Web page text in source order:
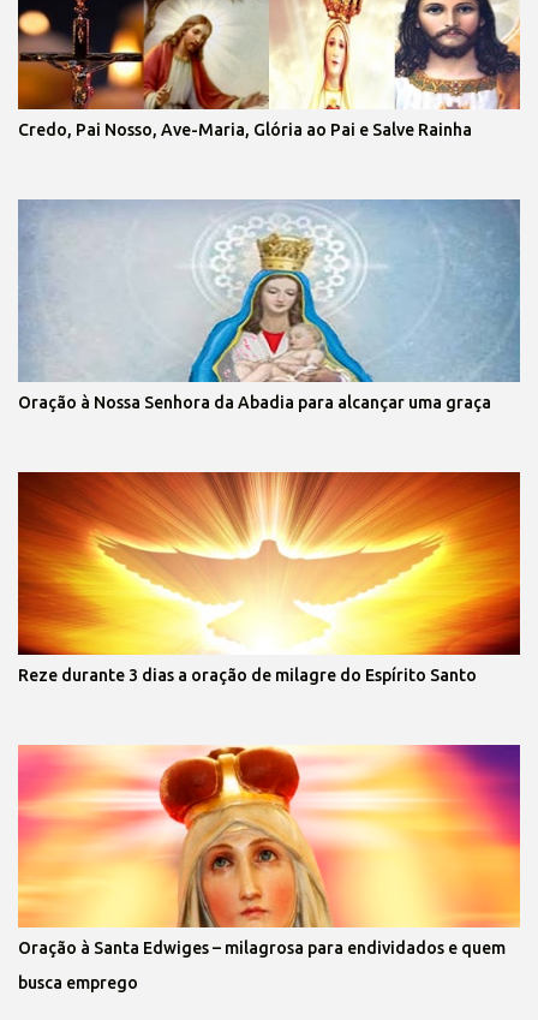
Credo, Pai Nosso, Ave-Maria, Glória ao Pai e Salve Rainha
Oração à Nossa Senhora da Abadia para alcançar uma graça
Reze durante 3 dias a oração de milagre do Espírito Santo
Oração à Santa Edwiges – milagrosa para endividados e quem
busca emprego